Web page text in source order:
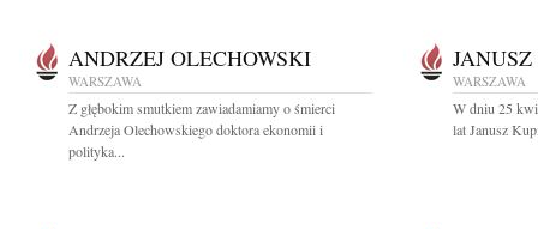
ANDRZEJ OLECHOWSKI
WARSZAWA
Z głębokim smutkiem zawiadamiamy o śmierci
Andrzeja Olechowskiego doktora ekonomii i
polityka...
WARSZAWA
W dniu 25
lat Janusz